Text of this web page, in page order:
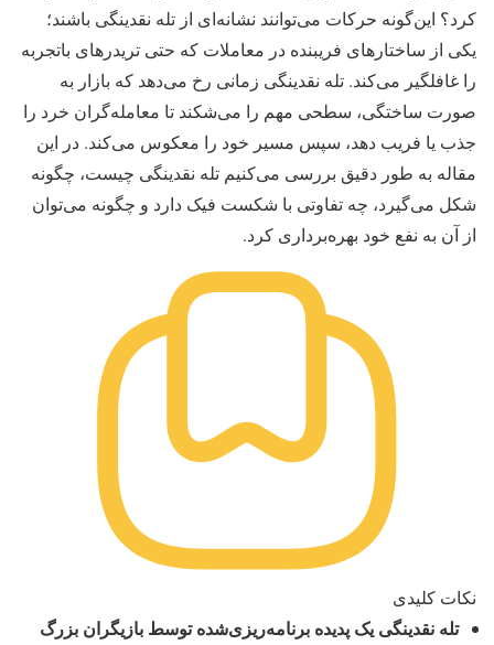
کرد؟ این‌گونه حرکات می‌توانند نشانه‌ای از تله نقدینگی باشند؛
یکی از ساختارهای فریبنده در معاملات که حتی تریدرهای با‌تجربه
را غافلگیر می‌کند. تله نقدینگی زمانی رخ می‌دهد که بازار به‌
صورت ساختگی، سطحی مهم را می‌شکند تا معامله‌گران خرد را
جذب یا فریب دهد، سپس مسیر خود را معکوس می‌کند. در این
مقاله به‌ طور دقیق بررسی می‌کنیم تله نقدینگی چیست، چگونه
شکل می‌گیرد، چه تفاوتی با شکست فیک دارد و چگونه می‌توان
از آن به‌ نفع خود بهره‌برداری کرد.
نکات کلیدی
تله نقدینگی یک پدیده برنامه‌ریزی‌شده توسط بازیگران بزرگ